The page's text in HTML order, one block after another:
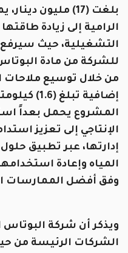
بلغت (17) مليون
الرامية إلى زيادة
التشغيلية، حيث سيرفع
من خلال توسيع
إضافية تبلغ
المشروع يحمل بعداً
الإنتاجي إلى تعزيز
إدارتها، عبر تطبيق
المياه وإعادة
وفق أفضل الممارسات
ويذكر أن شركة البوتاس
الشركات الرئيسة من